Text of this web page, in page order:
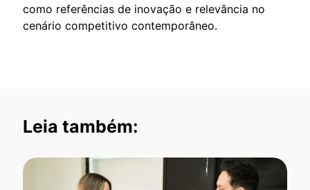
como referências de inovação e relevância no
cenário competitivo contemporâneo.
Leia também: